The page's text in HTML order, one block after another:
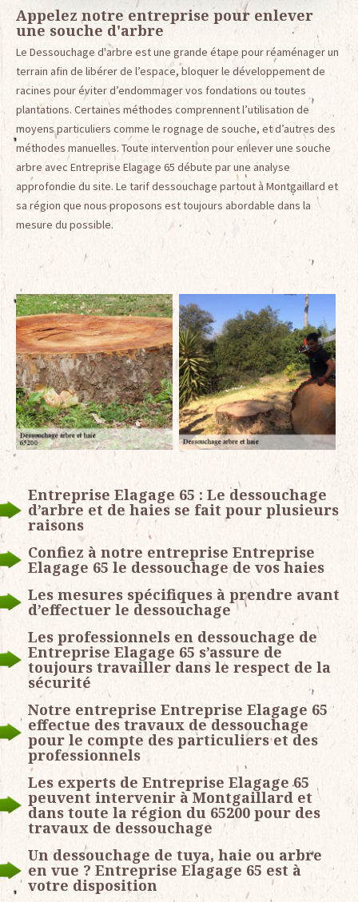
Appelez notre entreprise pour enlever
une souche d'arbre
Le Dessouchage d'arbre est une grande étape pour réaménager un
terrain afin de libérer de l’espace, bloquer le développement de
racines pour éviter d’endommager vos fondations ou toutes
plantations. Certaines méthodes comprennent l’utilisation de
moyens particuliers comme le rognage de souche, et d’autres des
méthodes manuelles. Toute intervention pour enlever une souche
arbre avec Entreprise Elagage 65 débute par une analyse
approfondie du site. Le tarif dessouchage partout à Montgaillard et
sa région que nous proposons est toujours abordable dans la
mesure du possible.
Entreprise Elagage 65 : Le dessouchage
d’arbre et de haies se fait pour plusieurs
raisons
Confiez à notre entreprise Entreprise
Elagage 65 le dessouchage de vos haies
Les mesures spécifiques à prendre avant
d’effectuer le dessouchage
Les professionnels en dessouchage de
Entreprise Elagage 65 s’assure de
toujours travailler dans le respect de la
sécurité
Notre entreprise Entreprise Elagage 65
effectue des travaux de dessouchage
pour le compte des particuliers et des
professionnels
Les experts de Entreprise Elagage 65
peuvent intervenir à Montgaillard et
dans toute la région du 65200 pour des
travaux de dessouchage
Un dessouchage de tuya, haie ou arbre
en vue ? Entreprise Elagage 65 est à
votre disposition